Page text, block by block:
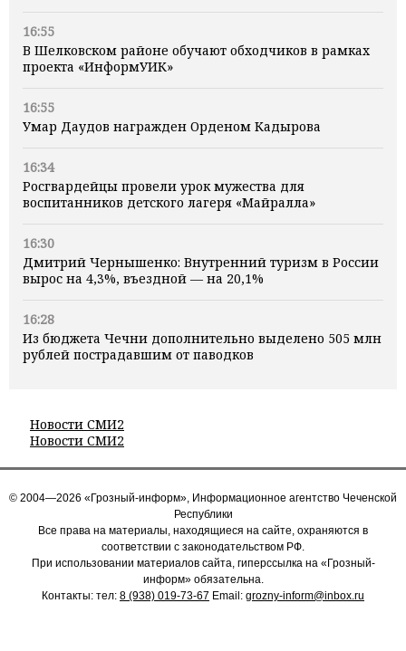
16:55
В Шелковском районе обучают обходчиков в рамках
проекта «ИнформУИК»
16:55
Умар Даудов награжден Орденом Кадырова
16:34
Росгвардейцы провели урок мужества для
воспитанников детского лагеря «Майралла»
16:30
Дмитрий Чернышенко: Внутренний туризм в России
вырос на 4,3%, въездной — на 20,1%
16:28
Из бюджета Чечни дополнительно выделено 505 млн
рублей пострадавшим от паводков
Новости СМИ2
Новости СМИ2
© 2004—2026 «Грозный-информ», Информационное агентство Чеченской
Республики
Все права на материалы, находящиеся на сайте, охраняются в
соответствии с законодательством РФ.
При использовании материалов сайта, гиперссылка на «Грозный-
информ» обязательна.
Контакты: тел: 8 (938) 019-73-67 Email: grozny-inform@inbox.ru